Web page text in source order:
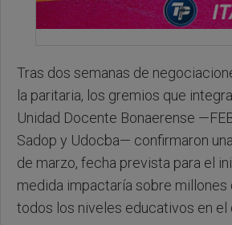
Tras dos semanas de
la paritaria, los gremios que
Unidad Docente Bonaerense
Sadop y Udocba— confirmaron
de marzo, fecha prevista para el
medida impactaría sobre millones
todos los niveles educativos en el